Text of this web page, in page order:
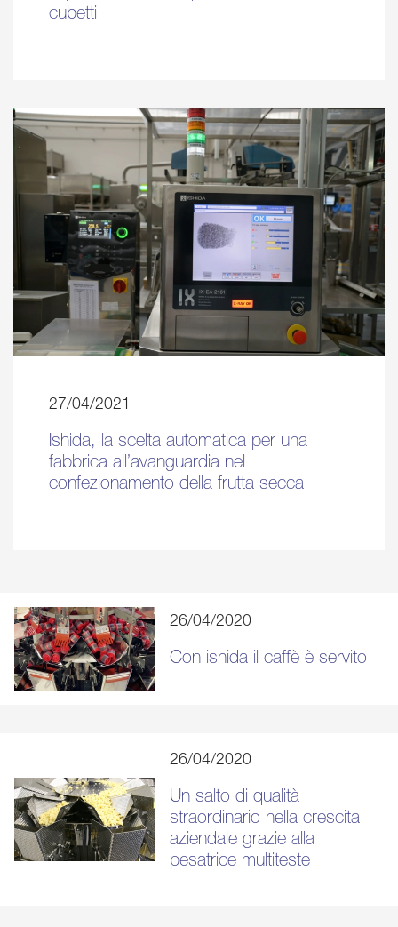
cubetti
27/04/2021
Ishida, la scelta automatica per una
fabbrica all’avanguardia nel
confezionamento della frutta secca
26/04/2020
Con ishida il caffè è servito
26/04/2020
Un salto di qualità
straordinario nella crescita
aziendale grazie alla
pesatrice multiteste